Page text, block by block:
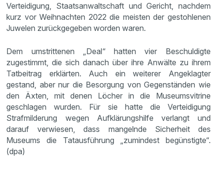
Verteidigung, Staatsanwaltschaft und Gericht, nachdem
kurz vor Weihnachten 2022 die meisten der gestohlenen
Juwelen zurückgegeben worden waren.
Dem umstrittenen „Deal“ hatten vier Beschuldigte
zugestimmt, die sich danach über ihre Anwälte zu ihrem
Tatbeitrag erklärten. Auch ein weiterer Angeklagter
gestand, aber nur die Besorgung von Gegenständen wie
den Äxten, mit denen Löcher in die Museumsvitrine
geschlagen wurden. Für sie hatte die Verteidigung
Strafmilderung wegen Aufklärungshilfe verlangt und
darauf verwiesen, dass mangelnde Sicherheit des
Museums die Tatausführung „zumindest begünstigte“.
(dpa)